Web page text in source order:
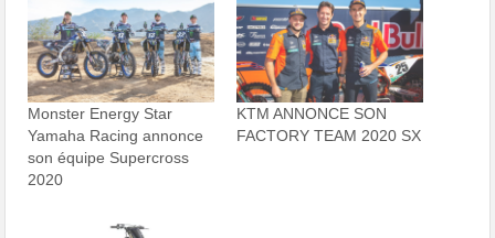
Monster Energy Star
Yamaha Racing annonce
son équipe Supercross
2020
KTM ANNONCE SON
FACTORY TEAM 2020 SX